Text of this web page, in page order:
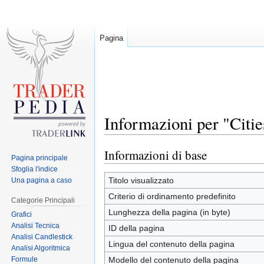
Informazioni per
Jump
to
navigation
Jump
to
search
Informazioni di base
Titolo visualizzato
Criterio di ordinamento predefinito
Lunghezza della pagina (in byte)
ID della pagina
Lingua del contenuto della pagina
Modello del contenuto della pagina
Pagina
Pagina principale
Sfoglia l'indice
Una pagina a caso
Categorie Principali
Grafici
Analisi Tecnica
Analisi Candlestick
Analisi Algoritmica
Formule